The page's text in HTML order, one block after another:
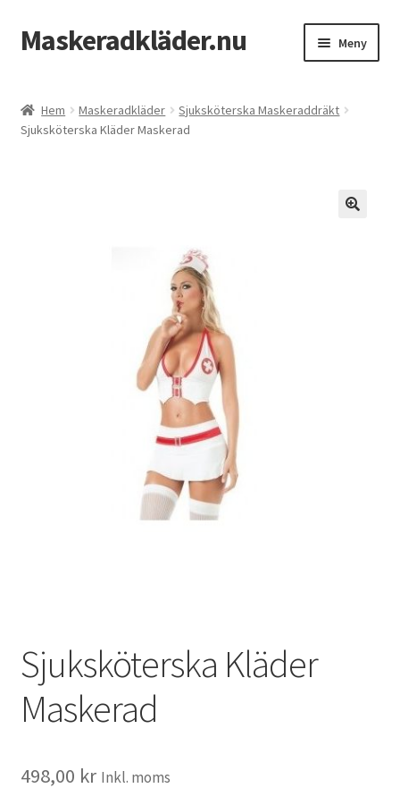
Hoppa
till
Hoppa
till
Maskeradkläder.nu Meny
Mitt konto
Hem Maskeradkläder
Sjuksköterska Maskeraddräkt
Sjuksköterska Kläder Maskerad
Sjuksköterska Kläder
Maskerad
498,00 kr Inkl. moms